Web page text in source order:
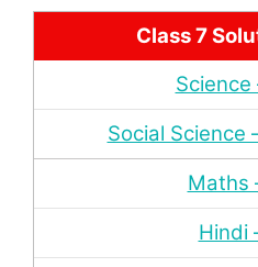
Class 7
Science
Social Science –
Maths
Hindi –